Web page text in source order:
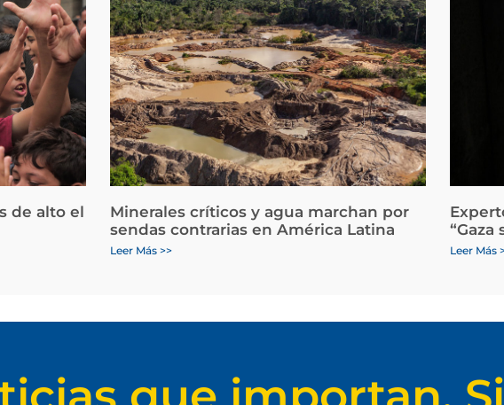
de alto el
Minerales críticos y agua marchan por
sendas contrarias en América Latina
Leer Más >>
“Gaza
Leer Más